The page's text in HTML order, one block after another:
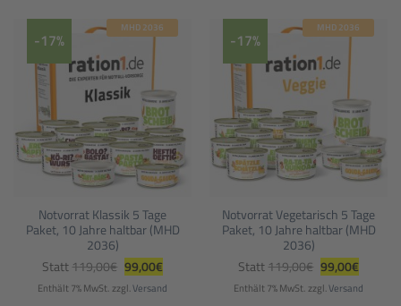
-17%
MHD 2036
Notvorrat Klassik 5 Tage
Paket, 10 Jahre haltbar (MHD
2036)
Statt 119,00€ Ursprünglicher
Preis
war:
119,00€
99,00€Aktueller
Preis
ist:
99,00€.
Enthält 7% MwSt.zzgl.Versand
-17%
MHD 2036
Notvorrat Vegetarisch 5 Tage
Paket, 10 Jahre haltbar (MHD
2036)
Statt 119,00€ Ursprünglicher
Preis
war:
119,00€
99,00€Preis
ist:
99,00€.
Enthält 7% MwSt.zzgl.Versand